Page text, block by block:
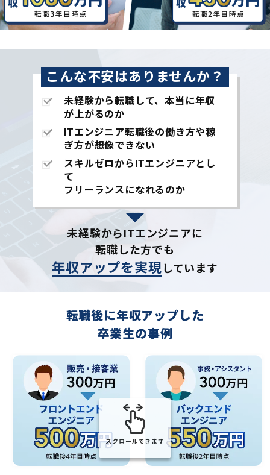
こんな不安はありませんか？
未経験から転職して、本当に年収
が上がるのか
ITエンジニア転職後の働き方や稼
ぎ方が想像できない
スキルゼロからITエンジニアとし
て
フリーランスになれるのか
未経験からITエンジニアに
転職した方でも
年収アップを実現しています
転職後に年収アップした
卒業生の事例
スクロールできます